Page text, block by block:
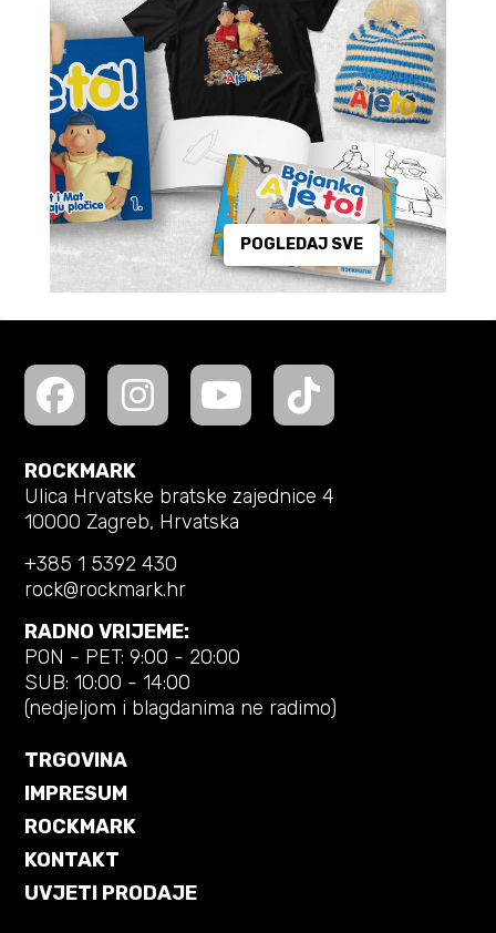
POGLEDAJ SVE
ROCKMARK
Ulica Hrvatske bratske zajednice 4
10000 Zagreb, Hrvatska
+385 1 5392 430
rock@rockmark.hr
RADNO VRIJEME:
PON - PET: 9:00 - 20:00
SUB: 10:00 - 14:00
(nedjeljom i blagdanima ne radimo)
TRGOVINA
IMPRESUM
ROCKMARK
KONTAKT
UVJETI PRODAJE